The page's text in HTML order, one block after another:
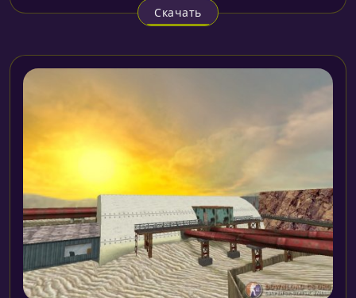
Скачать